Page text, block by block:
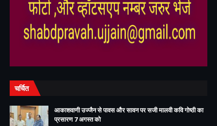
,
चर्चित
आकाशवाणी उज्जैन से पावस और सावन पर सजी मालवी कवि गोष्ठी का
प्रसारण 7 अगस्त को